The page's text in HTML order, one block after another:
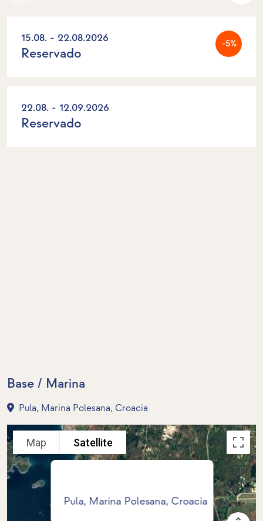
15.08. - 22.08.2026 -5%
Reservado
22.08. - 12.09.2026
Reservado
Base / Marina
Pula, Marina Polesana, Croacia
Pula, Marina Polesana, Croacia
Map Satellite